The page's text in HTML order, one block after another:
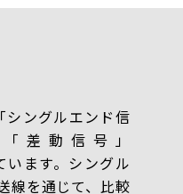
シングルエンド信
差動信号」
ます。シングル
線を通じて、比較